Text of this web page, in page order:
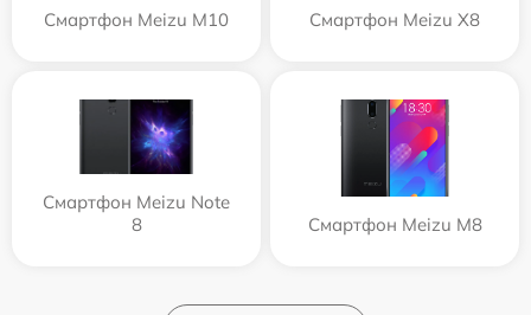
Смартфон Meizu M10 Смартфон Meizu X8
Смартфон Meizu Note
8
Смартфон Meizu M8